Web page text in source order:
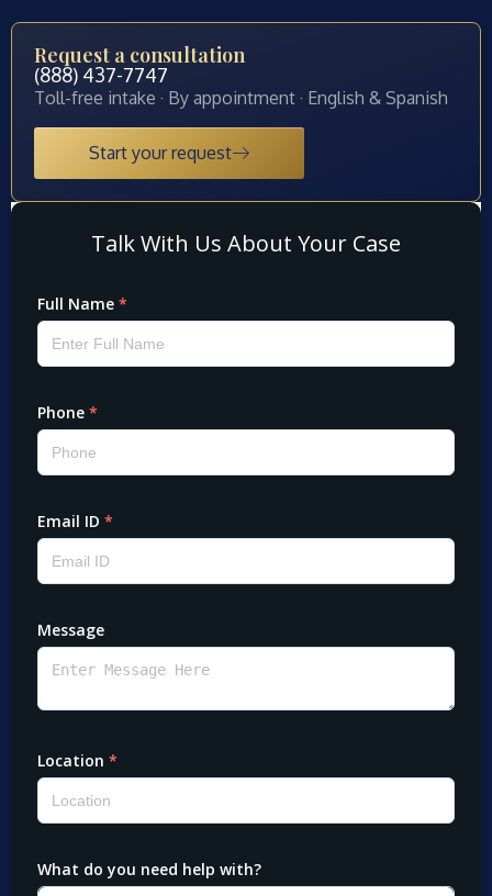
Request a consultation
(888) 437-7747
Toll-free intake · By appointment · English & Spanish
Start your request